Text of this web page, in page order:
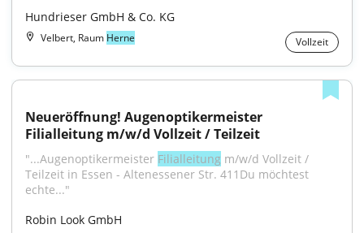
Hundrieser GmbH & Co. KG
Velbert, Raum Herne Vollzeit
Neueröffnung! Augenoptikermeister
Filialleitung m/w/d Vollzeit / Teilzeit
"...Augenoptikermeister Filialleitung m/w/d Vollzeit /
Teilzeit in Essen - Altenessener Str. 411Du möchtest
echte..."
Robin Look GmbH